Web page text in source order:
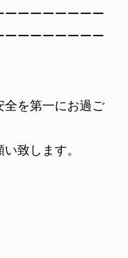
ーーーーーーーー
ーーーーーーーー
全を第一にお過ご
致します。